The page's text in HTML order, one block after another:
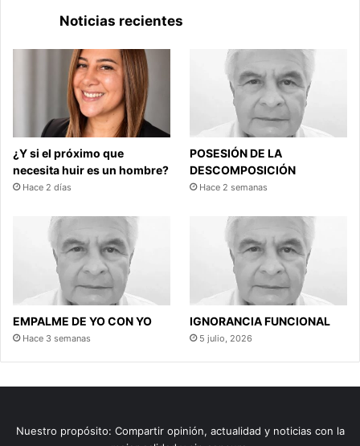
Noticias recientes
¿Y si el próximo que
necesita huir es un hombre?
Hace 2 días
POSESIÓN DE LA
DESCOMPOSICIÓN
Hace 2 semanas
EMPALME DE YO CON YO
Hace 3 semanas
IGNORANCIA FUNCIONAL
5 julio, 2026
Nuestro propósito: Compartir opinión, actualidad y noticias con la